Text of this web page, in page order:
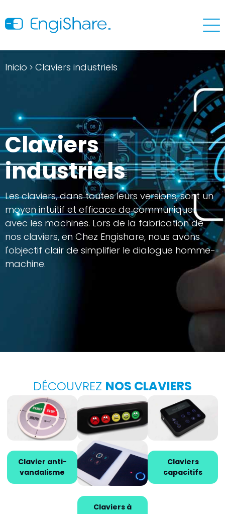
Inicio > Claviers industriels
Claviers
industriels
Les claviers, dans toutes leurs versions, sont un
moyen intuitif et efficace de communiquer
avec les machines. Lors de la fabrication de
nos claviers, en Chez Engishare, nous avons
l'objectif clair de simplifier le dialogue homme-
machine.
DÉCOUVREZ NOS CLAVIERS
Clavier anti-
vandalisme
Claviers
touchless
Claviers
capacitifs
Claviers à